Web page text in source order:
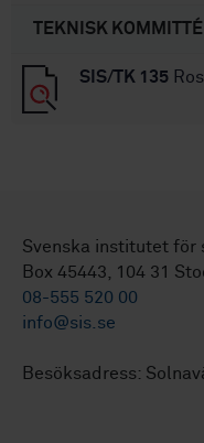
TEKNISK KOMMITTÉ
SIS/TK 135
Svenska institutet för
Box 45443, 104 31
08-555 520 00
info@sis.se
Besöksadress: